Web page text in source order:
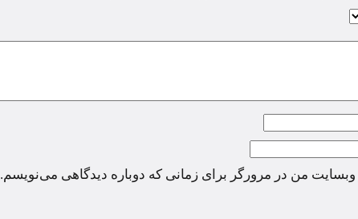
وبسایت من در مرورگر برای زمانی که دوباره دیدگاهی می‌نویسم.